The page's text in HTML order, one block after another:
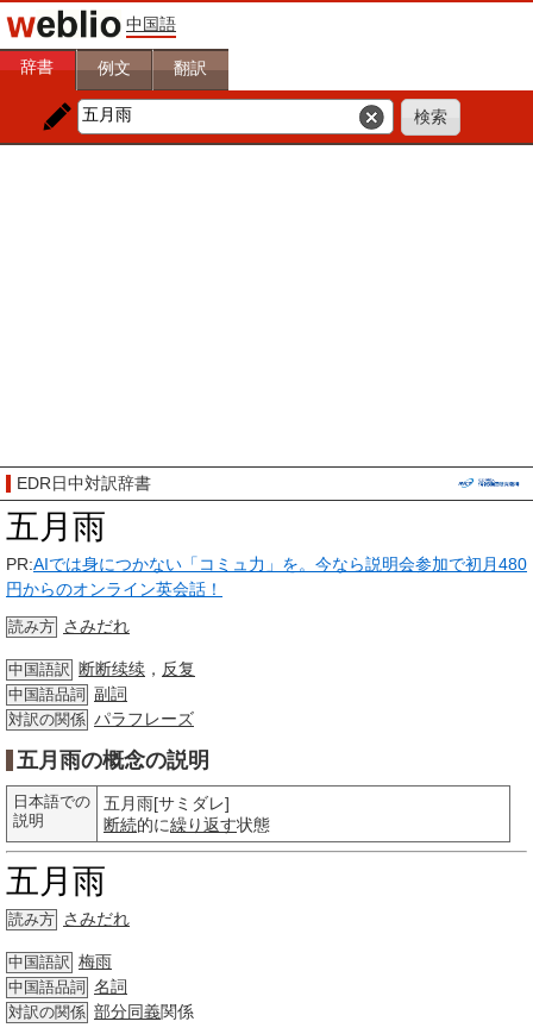
中国語
辞書 例文 翻訳
EDR日中対訳辞書
五月雨
PR:AIでは身につかない「コミュ力」を。今なら説明会参加で初月480
円からのオンライン英会話！
読み方 さみだれ
中国語訳 断断续续 ， 反复
中国語品詞 副詞
対訳の関係 パラフレーズ
五月雨の概念の説明
日本語での
説明
五月雨[サミダレ]
断続的に繰り返す状態
五月雨
読み方 さみだれ
中国語訳 梅雨
中国語品詞 名詞
対訳の関係 部分同義関係